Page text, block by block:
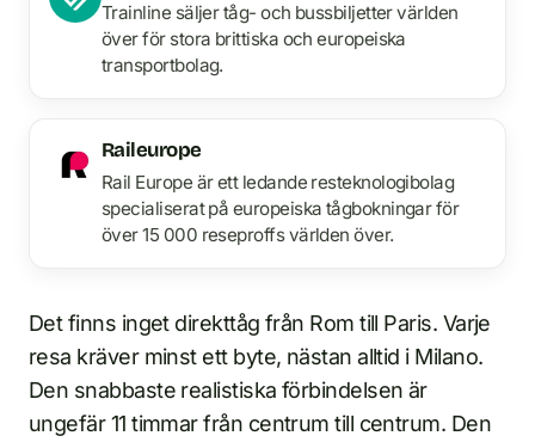
Trainline säljer tåg- och bussbiljetter världen
över för stora brittiska och europeiska
transportbolag.
Raileurope
Rail Europe är ett ledande resteknologibolag
specialiserat på europeiska tågbokningar för
över 15 000 reseproffs världen över.
Det finns inget direkttåg från Rom till Paris. Varje
resa kräver minst ett byte, nästan alltid i Milano.
Den snabbaste realistiska förbindelsen är
ungefär 11 timmar från centrum till centrum. Den